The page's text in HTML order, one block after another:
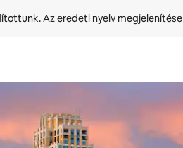
Az eredeti nyelv megjelenítése